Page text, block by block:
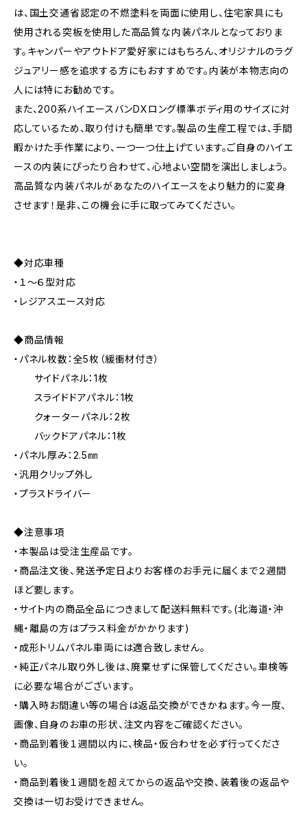
は、国土交通省認定の不燃塗料を両面に使用し、住宅家具にも
使用される突板を使用した高品質な内装パネルとなっておりま
す。キャンパーやアウトドア愛好家にはもちろん、オリジナルのラグ
ジュアリー感を追求する方にもおすすめです。内装が本物志向の
人には特にお勧めです。
また、200系ハイエースバンDXロング標準ボディ用のサイズに対
応しているため、取り付けも簡単です。製品の生産工程では、手間
暇かけた手作業により、一つ一つ仕上げています。ご自身のハイエ
ースの内装にぴったり合わせて、心地よい空間を演出しましょう。
高品質な内装パネルがあなたのハイエースをより魅力的に変身
させます！是非、この機会に手に取ってみてください。
◆対応車種
・１～６型対応
・レジアスエース対応
◆商品情報
・パネル枚数：全5枚（緩衝材付き）
サイドパネル：1枚
スライドドアパネル：1枚
クォーターパネル：2枚
バックドアパネル：1枚
・パネル厚み：2.5㎜
・汎用クリップ外し
・プラスドライバー
◆注意事項
・本製品は受注生産品です。
・商品注文後、発送予定日よりお客様のお手元に届くまで２週間
ほど要します。
・サイト内の商品全品につきまして配送料無料です。(北海道・沖
縄・離島の方はプラス料金がかかります)
・成形トリムパネル車両には適合致しません。
・純正パネル取り外し後は、廃棄せずに保管してください。車検等
に必要な場合がございます。
・購入時お間違い等の場合は返品交換ができかねます。今一度、
画像、自身のお車の形状、注文内容をご確認ください。
・商品到着後１週間以内に、検品・仮合わせを必ず行ってくださ
い。
・商品到着後１週間を超えてからの返品や交換、装着後の返品や
交換は一切お受けできません。